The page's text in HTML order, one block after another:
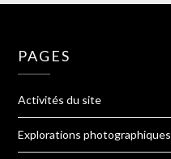
PAGES
Activités du site
Explorations photographiques